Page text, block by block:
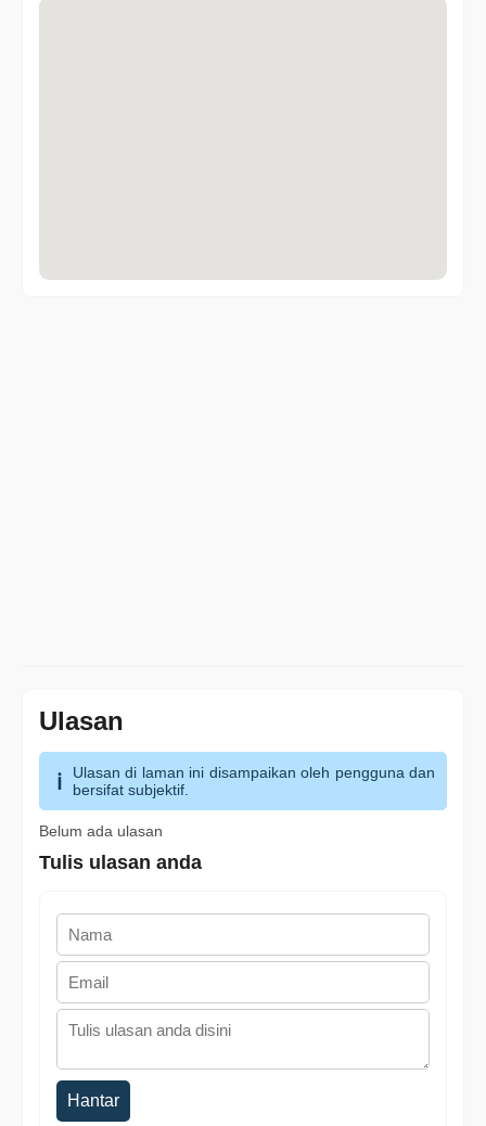
Ulasan
Ulasan di laman ini disampaikan oleh pengguna dan
bersifat subjektif.
Belum ada ulasan
Tulis ulasan anda
Hantar